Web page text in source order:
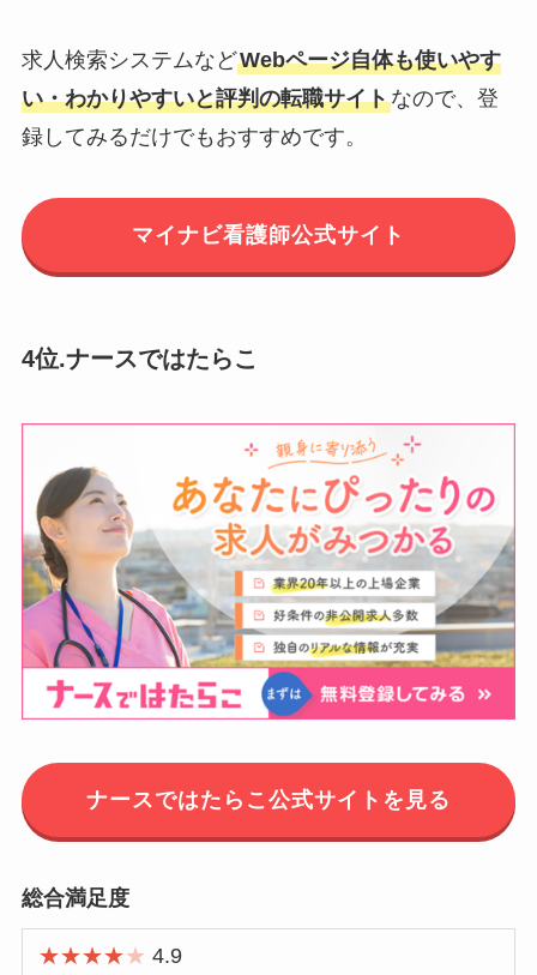
求人検索システムなどWebページ自体も使いやす
い・わかりやすいと評判の転職サイトなので、登
録してみるだけでもおすすめです。
マイナビ看護師公式サイト
4位.ナースではたらこ
ナースではたらこ公式サイトを見る
総合満足度
★★★★★ 4.9